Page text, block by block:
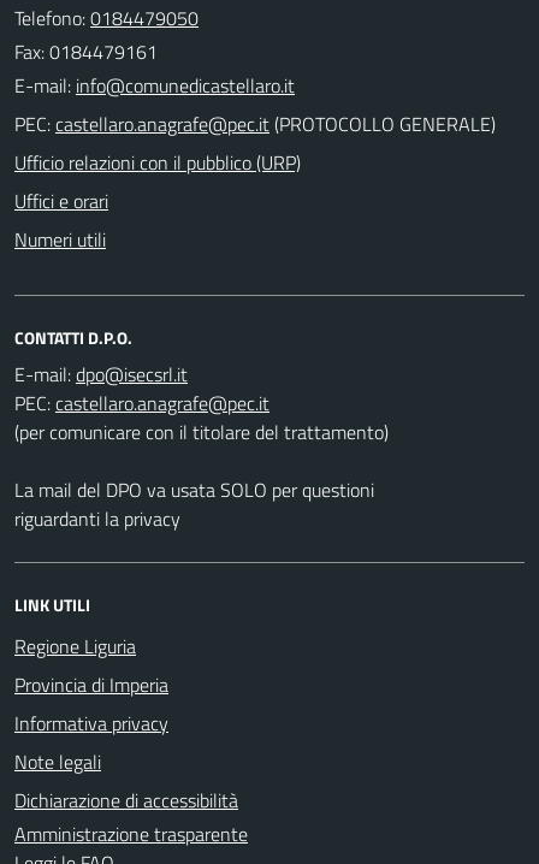
Telefono:0184479050
Fax: 0184479161
E-mail:
PEC:
(PROTOCOLLO GENERALE)
Ufficio relazioni con il pubblico (URP)
Uffici e orari
Numeri utili
CONTATTI D.P.O.
E-mail:
PEC:
(per comunicare con il titolare del trattamento)
La mail del DPO va usata SOLO per questioni
riguardanti la privacy
LINK UTILI
Regione Liguria
Provincia di Imperia
Informativa privacy
Note legali
Dichiarazione di accessibilità
Amministrazione trasparente